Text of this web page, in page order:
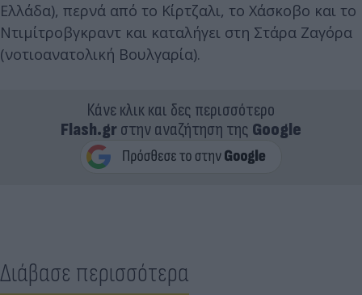
Ελλάδα), περνά από το Κίρτζαλι, το Χάσκοβο και το
Ντιμίτροβγκραντ και καταλήγει στη Στάρα Ζαγόρα
(νοτιοανατολική Βουλγαρία).
Κάνε κλικ και δες περισσότερο
Flash.grστην αναζήτηση της Google
Διάβασε περισσότερα